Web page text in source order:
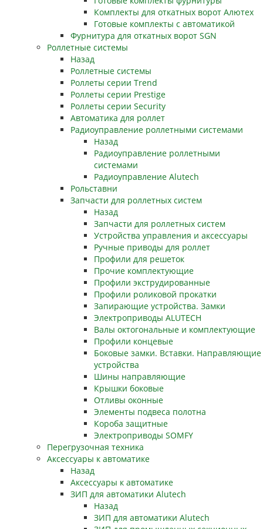
Комплекты для откатных ворот Алютех
Готовые комплекты с автоматикой
Фурнитура для откатных ворот SGN
Роллетные системы
Назад
Роллетные системы
Роллеты серии Trend
Роллеты серии Prestige
Роллеты серии Security
Автоматика для роллет
Радиоуправление роллетными системами
Назад
Радиоуправление роллетными
системами
Радиоуправление Alutech
Рольставни
Запчасти для роллетных систем
Назад
Запчасти для роллетных систем
Устройства управления и аксессуары
Ручные приводы для роллет
Профили для решеток
Прочие комплектующие
Профили экструдированные
Профили роликовой прокатки
Запирающие устройства. Замки
Электроприводы ALUTECH
Валы октогональные и комплектующие
Профили концевые
Боковые замки. Вставки. Направляющие
устройства
Шины направляющие
Крышки боковые
Отливы оконные
Элементы подвеса полотна
Короба защитные
Электроприводы SOMFY
Перегрузочная техника
Аксессуары к автоматике
Назад
Аксессуары к автоматике
ЗИП для автоматики Alutech
Назад
ЗИП для автоматики Alutech